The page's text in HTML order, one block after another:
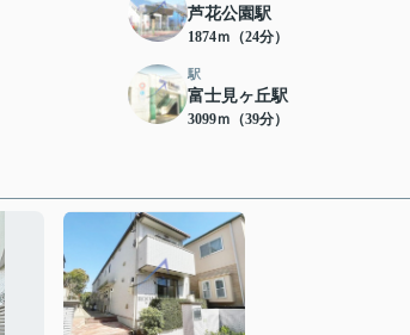
芦花公園駅
1874ｍ（24分）
駅
富士見ヶ丘駅
3099ｍ（39分）